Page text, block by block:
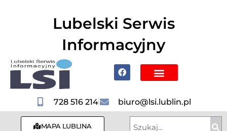
Lubelski Serwis
Informacyjny
728 516 214 biuro@lsi.lublin.pl
MAPA LUBLINA